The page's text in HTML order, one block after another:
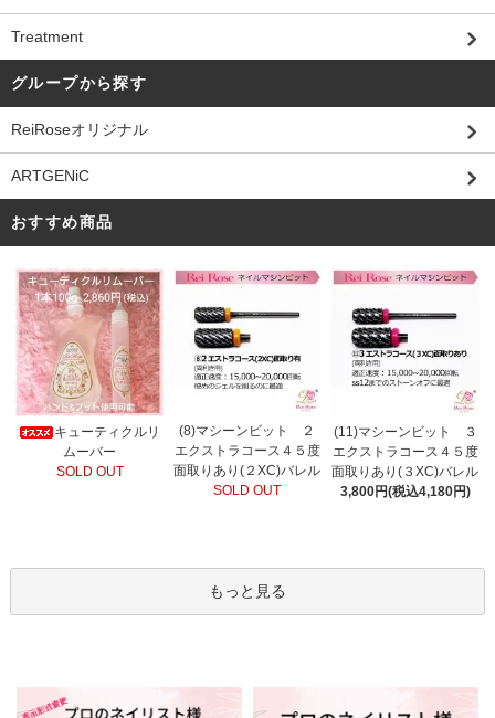
Treatment
グループから探す
ReiRoseオリジナル
ARTGENiC
おすすめ商品
キューティクルリ
ムーバー
SOLD OUT
(8)マシーンビット ２
エクストラコース４５度
面取りあり(２XC)バレル
SOLD OUT
(11)マシーンビット ３
エクストラコース４５度
面取りあり(３XC)バレル
3,800円(税込4,180円)
もっと見る